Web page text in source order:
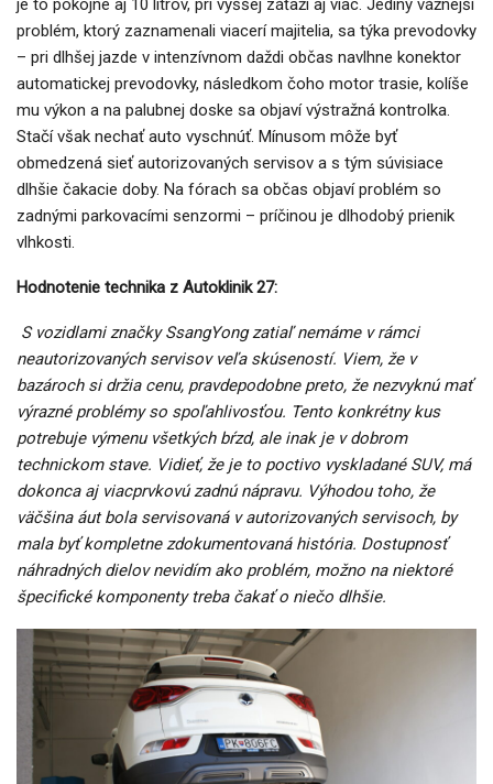
je to pokojne aj 10 litrov, pri vyššej záťaži aj viac. Jediný vážnejší
problém, ktorý zaznamenali viacerí majitelia, sa týka prevodovky
– pri dlhšej jazde v intenzívnom daždi občas navlhne konektor
automatickej prevodovky, následkom čoho motor trasie, kolíše
mu výkon a na palubnej doske sa objaví výstražná kontrolka.
Stačí však nechať auto vyschnúť. Mínusom môže byť
obmedzená sieť autorizovaných servisov a s tým súvisiace
dlhšie čakacie doby. Na fórach sa občas objaví problém so
zadnými parkovacími senzormi – príčinou je dlhodobý prienik
vlhkosti.
Hodnotenie technika z Autoklinik 27:
S vozidlami značky SsangYong zatiaľ nemáme v rámci
neautorizovaných servisov veľa skúseností. Viem, že v
bazároch si držia cenu, pravdepodobne preto, že nezvyknú mať
výrazné problémy so spoľahlivosťou. Tento konkrétny kus
potrebuje výmenu všetkých bŕzd, ale inak je v dobrom
technickom stave. Vidieť, že je to poctivo vyskladané SUV, má
dokonca aj viacprvkovú zadnú nápravu. Výhodou toho, že
väčšina áut bola servisovaná v autorizovaných servisoch, by
mala byť kompletne zdokumentovaná história. Dostupnosť
náhradných dielov nevidím ako problém, možno na niektoré
špecifické komponenty treba čakať o niečo dlhšie.